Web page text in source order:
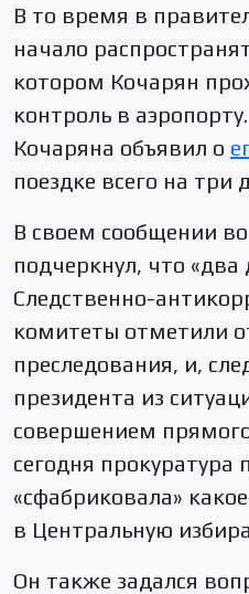
В то время в
начало
котором Кочарян
контроль в
Кочаряна объявил о
поездке всего на
В своем сообщении
подчеркнул, что «два
Следственно-
комитеты отметили
преследования, и,
президента из
совершением
сегодня прокуратура
«сфабриковала»
в Центральную
Он также задался